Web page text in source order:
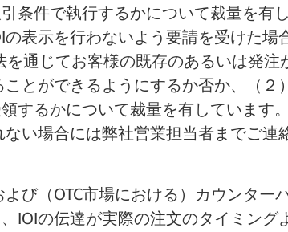
条件で執行するかについて裁量を有
表示を行わないよう要請を受けた場
通じてお客様の既存のあるいは発注
とができるようにするか否か、（２
するかについて裁量を有しています
い場合には弊社営業担当者までご連
び（OTC市場における）カウンター
IOIの伝達が実際の注文のタイミング